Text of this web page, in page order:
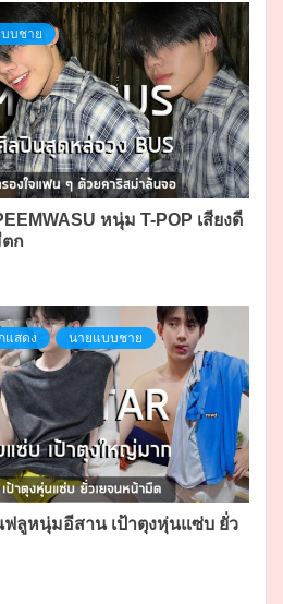
บชาย
หนุ่ม T-POP เสียงดี
ก
แสดง นายแบบชาย
ฟลูหนุ่มอีสาน เป้าตุงหุ่นแซ่บ ยั่ว